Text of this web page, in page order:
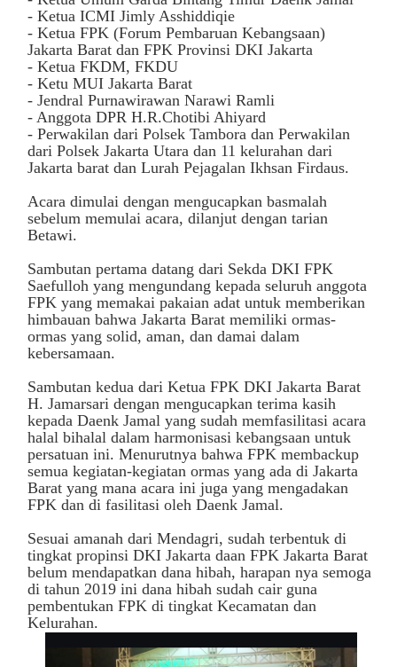
- Ketua ICMI Jimly Asshiddiqie
- Ketua FPK (Forum Pembaruan Kebangsaan)
Jakarta Barat dan FPK Provinsi DKI Jakarta
- Ketua FKDM, FKDU
- Ketu MUI Jakarta Barat
- Jendral Purnawirawan Narawi Ramli
- Anggota DPR H.R.Chotibi Ahiyard
- Perwakilan dari Polsek Tambora dan Perwakilan
dari Polsek Jakarta Utara dan 11 kelurahan dari
Jakarta barat dan Lurah Pejagalan Ikhsan Firdaus.
Acara dimulai dengan mengucapkan basmalah
sebelum memulai acara, dilanjut dengan tarian
Betawi.
Sambutan pertama datang dari Sekda DKI FPK
Saefulloh yang mengundang kepada seluruh anggota
FPK yang memakai pakaian adat untuk memberikan
himbauan bahwa Jakarta Barat memiliki ormas-
ormas yang solid, aman, dan damai dalam
kebersamaan.
Sambutan kedua dari Ketua FPK DKI Jakarta Barat
H. Jamarsari dengan mengucapkan terima kasih
kepada Daenk Jamal yang sudah memfasilitasi acara
halal bihalal dalam harmonisasi kebangsaan untuk
persatuan ini. Menurutnya bahwa FPK membackup
semua kegiatan-kegiatan ormas yang ada di Jakarta
Barat yang mana acara ini juga yang mengadakan
FPK dan di fasilitasi oleh Daenk Jamal.
Sesuai amanah dari Mendagri, sudah terbentuk di
tingkat propinsi DKI Jakarta daan FPK Jakarta Barat
belum mendapatkan dana hibah, harapan nya semoga
di tahun 2019 ini dana hibah sudah cair guna
pembentukan FPK di tingkat Kecamatan dan
Kelurahan.